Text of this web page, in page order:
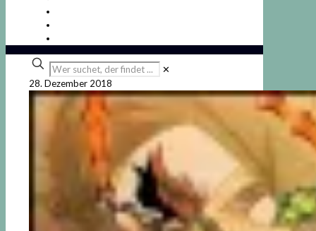
Wer
suchet,
der
findet
✕
28. Dezember 2018